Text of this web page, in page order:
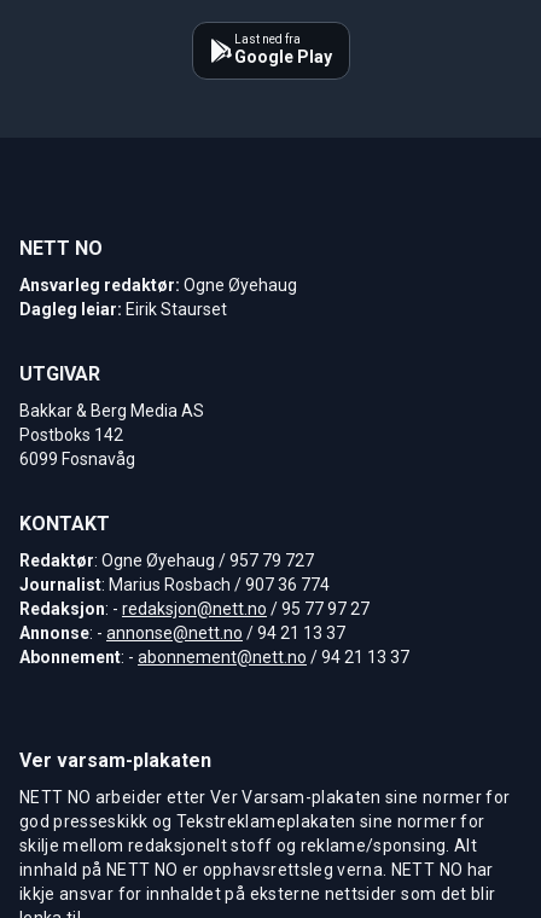
Last ned fra
Google Play
NETT NO
Ansvarleg redaktør: Ogne Øyehaug
Dagleg leiar: Eirik Staurset
UTGIVAR
Bakkar & Berg Media AS
Postboks 142
6099 Fosnavåg
KONTAKT
Redaktør: Ogne Øyehaug / 957 79 727
Journalist: Marius Rosbach / 907 36 774
Redaksjon: - redaksjon@nett.no / 95 77 97 27
Annonse: - annonse@nett.no / 94 21 13 37
Abonnement: - abonnement@nett.no / 94 21 13 37
Ver varsam-plakaten
NETT NO arbeider etter Ver Varsam-plakaten sine normer for
god presseskikk og Tekstreklameplakaten sine normer for
skilje mellom redaksjonelt stoff og reklame/sponsing. Alt
innhald på NETT NO er opphavsrettsleg verna. NETT NO har
ikkje ansvar for innhaldet på eksterne nettsider som det blir